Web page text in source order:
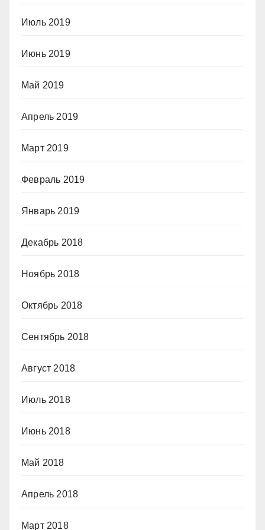
Июль 2019
Июнь 2019
Май 2019
Апрель 2019
Март 2019
Февраль 2019
Январь 2019
Декабрь 2018
Ноябрь 2018
Октябрь 2018
Сентябрь 2018
Август 2018
Июль 2018
Июнь 2018
Май 2018
Апрель 2018
Март 2018